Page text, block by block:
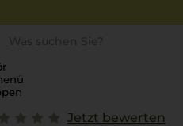
Jetzt bewerten